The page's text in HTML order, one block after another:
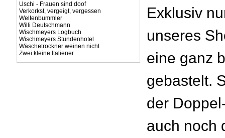
Uschi - Frauen sind doof
Verkorkst, vergeigt, vergessen
Weltenbummler
Willi Deutschmann
Wischmeyers Logbuch
Wischmeyers Stundenhotel
Wäschetrockner weinen nicht
Zwei kleine Italiener
Exklusiv
unseres
eine ganz
gebastelt.
der
auch noch